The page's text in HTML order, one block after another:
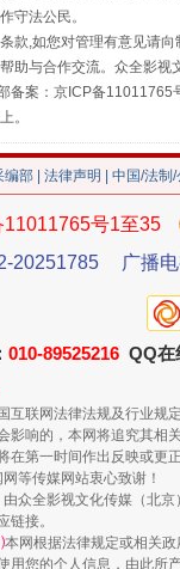
送你
守法公民。
款,如您对管理有意见请
助与合作交流。众全影视
备案：京ICP备
。
编部 法律声明 | 中国/法
11011765号1至35
20251785
广播
010-89525216 QQ在
联网法律法规及行业
影响的，本网将追究其
第一时间作出反映或
等传媒网站衷心致谢！
众全影视文化传媒（北
链接。
本网根据法律规定或相关政
您的个人信息，由此所